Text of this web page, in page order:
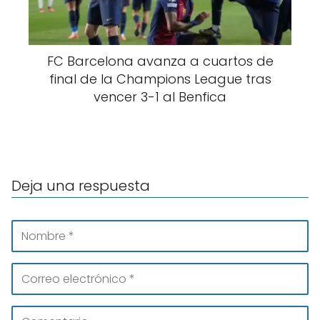
FC Barcelona avanza a cuartos de
final de la Champions League tras
vencer 3-1 al Benfica
Deja una respuesta